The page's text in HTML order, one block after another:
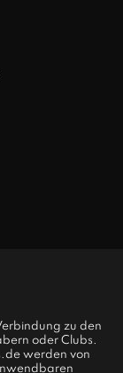
zu den
oder Clubs.
werden von